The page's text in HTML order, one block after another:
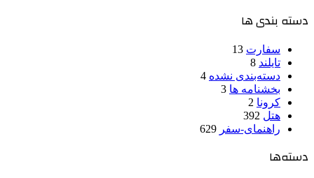
دسته بندی ها
سفارت 13
تایلند 8
دسته‌بندی نشده 4
بخشنامه ها 3
کرونا 2
هتل 392
راهنمای-سفر 629
دسته‌ها